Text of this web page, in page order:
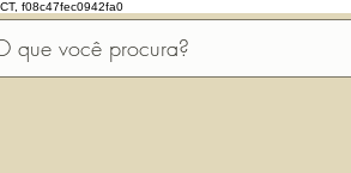
f08c47fec0942fa0